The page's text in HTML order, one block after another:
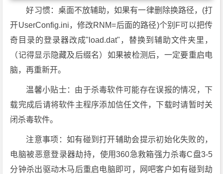
好习惯：桌面不放辅助，如果有一律删除换路径，(打
开UserConfig.ini，修改RNM=后面的路径)个别F可以把传
奇目录的登录器改成"load.dat"，替换到辅助文件夹里，
（记得显示隐藏及后缀名）如果被检测后，一定要重启电
脑，再重新开。
温馨小贴士：由于杀毒软件可能存在误报的情况，下
载完成后请将软件主程序添加信任文件，下载时请暂时关
闭杀毒软件。
注意事项：如有碰到打开辅助会提示初始化失败的，
电脑被恶意登录器劫持，使用360急救箱强力杀毒C盘3-5
分钟杀出驱动木马后重启电脑即可，网吧客户如有碰到劫